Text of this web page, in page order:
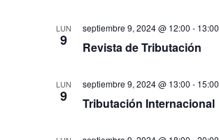
LUN
9
septiembre 9, 2024 @ 12:00 - 13:00
Revista de Tributación
LUN
9
septiembre 9, 2024 @ 13:00 - 15:00
Tributación Internacional